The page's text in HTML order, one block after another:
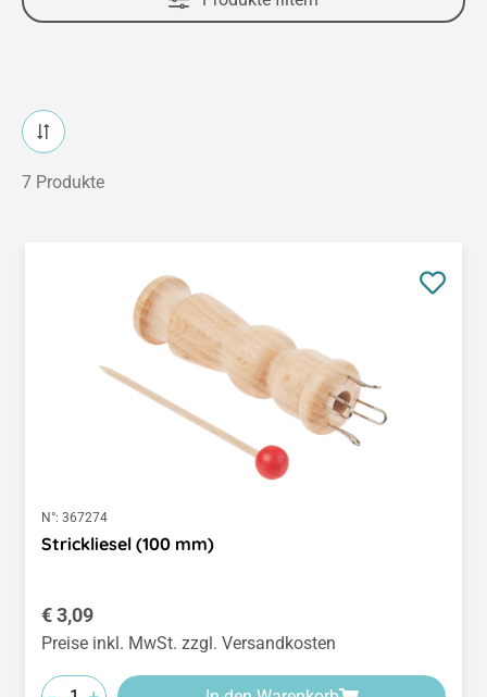
7 Produkte
N°: 367274
Strickliesel (100 mm)
Regulärer Preis:
€ 3,09
Preise inkl. MwSt. zzgl. Versandkosten